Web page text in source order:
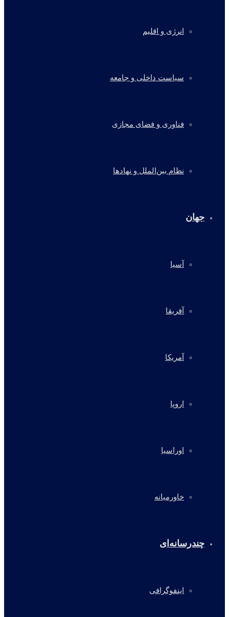
انرژی و اقلیم
سیاست داخلی و جامعه
فناوری و فضای مجازی
نظام بین‌الملل و نهادها
جهان
آسیا
آفریقا
آمریکا
اروپا
اوراسیا
خاورمیانه
چندرسانه‌ای
اینفوگرافی